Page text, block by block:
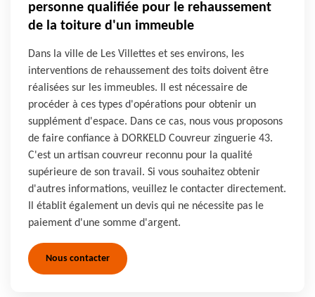
personne qualifiée pour le rehaussement
de la toiture d'un immeuble
Dans la ville de Les Villettes et ses environs, les
interventions de rehaussement des toits doivent être
réalisées sur les immeubles. Il est nécessaire de
procéder à ces types d'opérations pour obtenir un
supplément d'espace. Dans ce cas, nous vous proposons
de faire confiance à DORKELD Couvreur zinguerie 43.
C'est un artisan couvreur reconnu pour la qualité
supérieure de son travail. Si vous souhaitez obtenir
d'autres informations, veuillez le contacter directement.
Il établit également un devis qui ne nécessite pas le
paiement d'une somme d'argent.
Nous contacter